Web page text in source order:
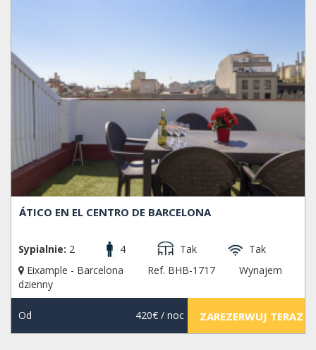
ÁTICO EN EL CENTRO DE BARCELONA
Sypialnie: 2 4 Tak
Tak
Eixample - Barcelona
Ref. BHB-1717
Wynajem
dzienny
Od 420€/ noc ZAREZERWUJ TERAZ